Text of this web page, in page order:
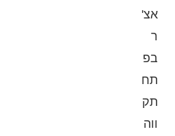
אצ'
ר
בפ
תח
תק
ווה